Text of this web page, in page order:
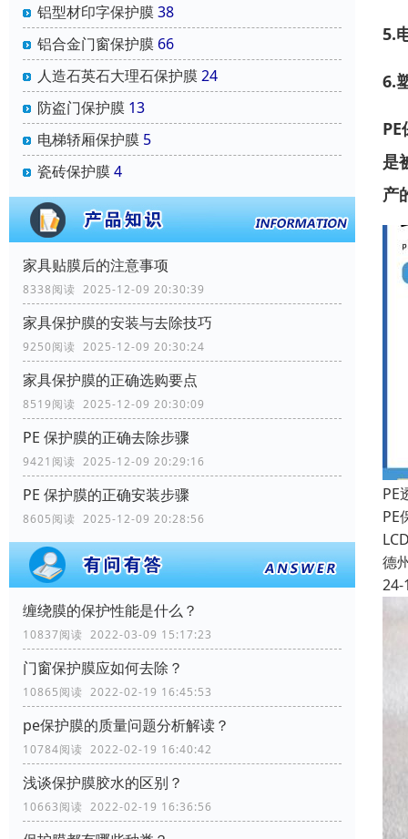
铝型材印字保护膜38
铝合金门窗保护膜 66
人造石英石大理石保护膜24
防盗门保护膜 13
电梯轿厢保护膜 5
瓷砖保护膜4
家具贴膜后的注意事项
8338阅读 2025-12-09 20:30:39
家具保护膜的安装与去除技巧
9250阅读 2025-12-09 20:30:24
家具保护膜的正确选购要点
8519阅读 2025-12-09 20:30:09
PE 保护膜的正确去除步骤
9421阅读 2025-12-09 20:29:16
PE 保护膜的正确安装步骤
8605阅读 2025-12-09 20:28:56
缠绕膜的保护性能是什么？
10837阅读 2022-03-09 15:17:23
门窗保护膜应如何去除？
10865阅读 2022-02-19 16:45:53
pe保护膜的质量问题分析解读？
10784阅读 2022-02-19 16:40:42
浅谈保护膜胶水的区别？
10663阅读 2022-02-19 16:36:56
5.
6.
PE
是
产
PE
PE
德
24-